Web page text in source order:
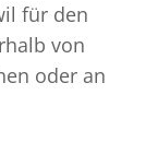
für den
von
oder an